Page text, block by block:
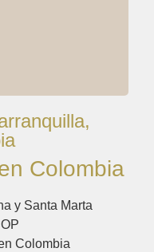
Colombia
y Santa Marta
Colombia